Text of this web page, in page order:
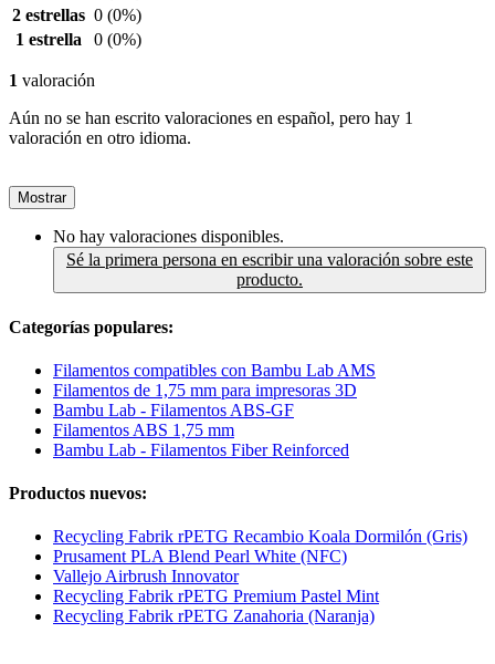
2 estrellas 0 (0%)
1 estrella
0 (0%)
1 valoración
Aún no se han escrito valoraciones en español, pero hay 1
valoración en otro idioma.
Mostrar
No hay valoraciones disponibles.
Sé la primera persona en escribir una valoración sobre este
producto.
Categorías populares:
Filamentos compatibles con Bambu Lab AMS
Filamentos de 1,75 mm para impresoras 3D
Bambu Lab - Filamentos ABS-GF
Filamentos ABS 1,75 mm
Bambu Lab - Filamentos Fiber Reinforced
Productos nuevos:
Recycling Fabrik rPETG Recambio Koala Dormilón (Gris)
Prusament PLA Blend Pearl White (NFC)
Vallejo Airbrush Innovator
Recycling Fabrik rPETG Premium Pastel Mint
Recycling Fabrik rPETG Zanahoria (Naranja)